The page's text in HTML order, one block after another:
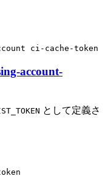
ci-cache-token
account-
として定義さ